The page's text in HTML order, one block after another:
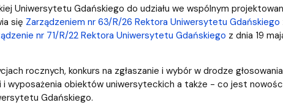
Uniwersytetu Gdańskiego do udziału we wspólnym
się Zarządzeniem nr 63/R/26 Rektora Uniwersytetu Gdańskiego
nr 71/R/22 Rektora Uniwersytetu Gdańskiego z dnia 19
rocznych, konkurs na zgłaszanie i wybór w drodze
wyposażenia obiektów uniwersyteckich a także - co jest
Gdańskiego.